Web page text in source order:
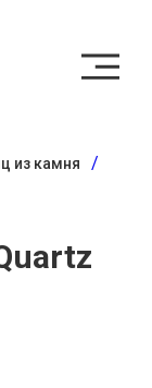
из камня